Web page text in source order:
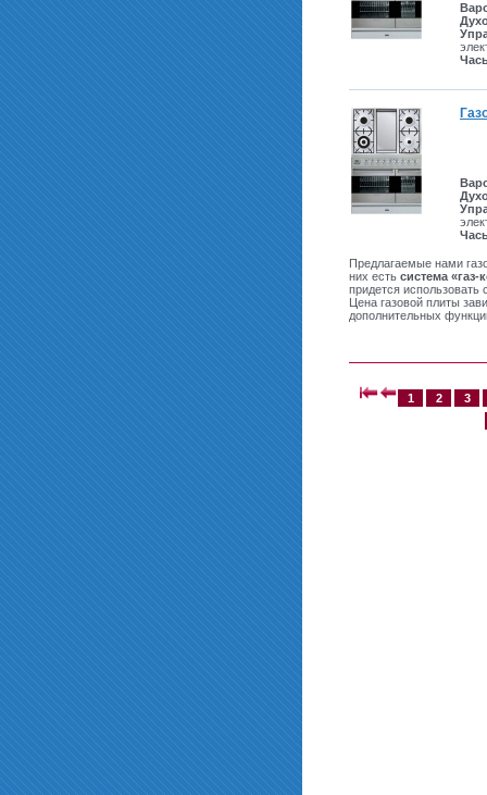
Предлагаемые нами
них есть система
придется использовать
Цена газовой плиты
дополнительных
1 2 3